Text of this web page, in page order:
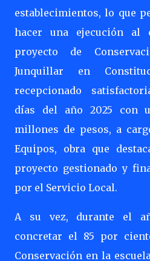
establecimientos, lo que
hacer una ejecución
proyecto de
Junquillar en
recepcionado
días del año 2025 con
millones de pesos, a
Equipos, obra que
proyecto gestionado y
por el Servicio Local.
A su vez, durante el
concretar el 85 por
Conservación en la